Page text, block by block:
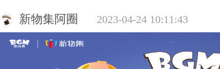
新物集阿圈 2023-04-24 10:11:43